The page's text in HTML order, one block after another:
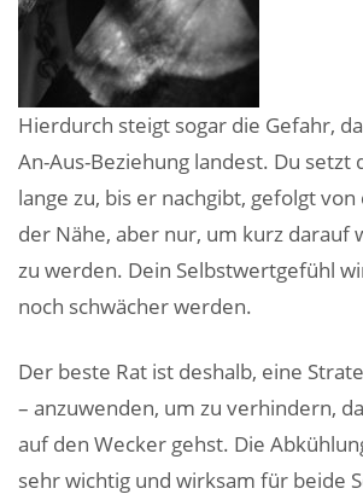
Hierdurch steigt sogar die Gefahr,
An-Aus-Beziehung landest. Du setzt
lange zu, bis er nachgibt, gefolgt
der Nähe, aber nur, um kurz darauf
zu werden. Dein Selbstwertgefühl
noch schwächer werden.
Der beste Rat ist deshalb, eine
– anzuwenden, um zu verhindern,
auf den Wecker gehst. Die
sehr wichtig und wirksam für beide